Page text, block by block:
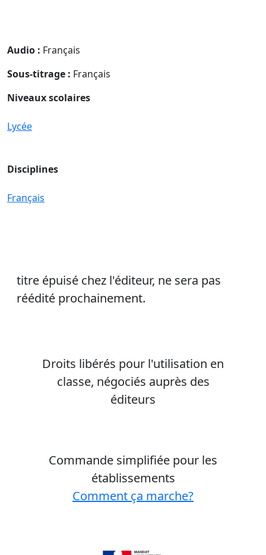
Audio : Français
Sous-titrage : Français
Niveaux scolaires
Lycée
Disciplines
Français
titre épuisé chez l'éditeur, ne sera pas
réédité prochainement.
Droits libérés pour l'utilisation en
classe, négociés auprès des
éditeurs
Commande simplifiée pour les
établissements
Comment ça marche?